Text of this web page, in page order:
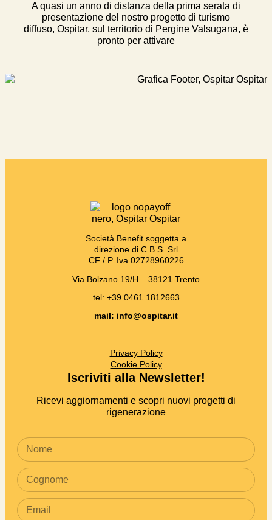
A quasi un anno di distanza della prima serata di
presentazione del nostro progetto di turismo
diffuso, Ospitar, sul territorio di Pergine Valsugana, è
pronto per attivare
Società Benefit soggetta a
direzione di C.B.S. Srl
CF / P. Iva 02728960226
Via Bolzano 19/H – 38121 Trento
tel: +39 0461 1812663
mail: info@ospitar.it
Privacy Policy
Cookie Policy
Iscriviti alla Newsletter!
Ricevi aggiornamenti e scopri nuovi progetti di
rigenerazione